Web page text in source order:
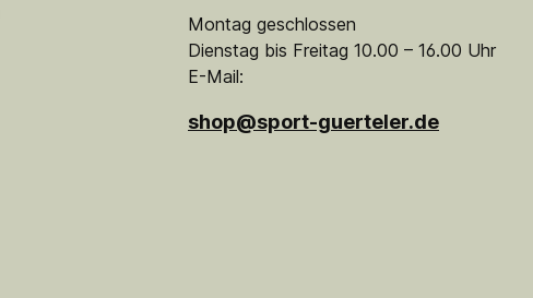
Montag geschlossen
Dienstag bis Freitag 10.00 – 16.00 Uhr
E-Mail:
shop@sport-guerteler.de